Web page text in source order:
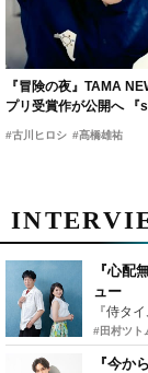
『冒険の夜』TAMA
プリ受賞作が公開へ 『
#古川ヒロシ #髙橋雄祐
『心配
ュー
#田村ツト
『今か